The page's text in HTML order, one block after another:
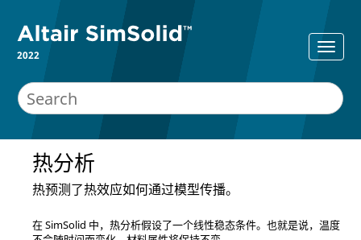
2022
热分析
热预测了热效应如何通过模型传播。
在SimSolid 中，热分析假设了一个线性稳态条件。也就是说，温度